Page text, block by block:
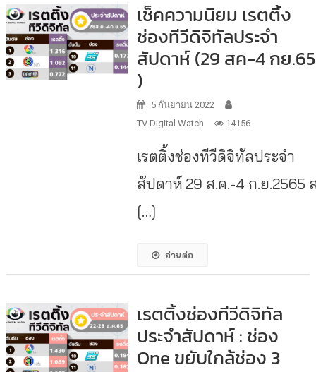
เช็คความนิยม เรตติ้ง
ช่องทีวีดิจิทัลประจำ
สัปดาห์ (29 สค-4 กย.65
)
5 กันยายน 2022
TV Digital Watch
14156
เรตติ้งช่องทีวีดิจิทัลประจำ
สัปดาห์ 29 ส.ค.-4 ก.ย.2565
[…]
อ่านต่อ
เรตติ้งช่องทีวีดิจิทัล
ประจำสัปดาห์ : ช่อง
One ขยับใกล้ช่อง 3